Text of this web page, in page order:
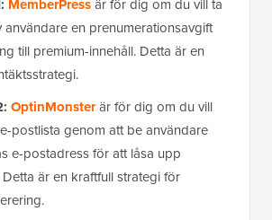
MemberPressär för dig om du vill ta
användare en prenumerationsavgift
till premium-innehåll. Detta är en
OptinMonsterär för dig om du vill
postlista genom att be användare
e-postadress för att låsa upp
Detta är en kraftfull strategi för